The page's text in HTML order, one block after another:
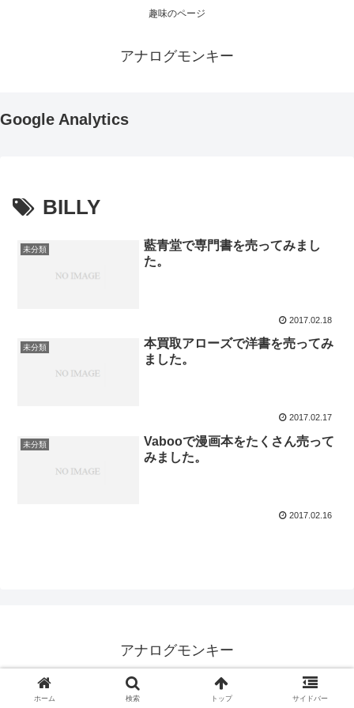
趣味のページ
アナログモンキー
Google Analytics
BILLY
未分類
藍青堂で専門書を売ってみまし
た。
2017.02.18
未分類
本買取アローズで洋書を売ってみ
ました。
2017.02.17
未分類
Vabooで漫画本をたくさん売って
みました。
2017.02.16
アナログモンキー
© 1999 アナログモンキー.
ホーム 検索 トップ サイドバー